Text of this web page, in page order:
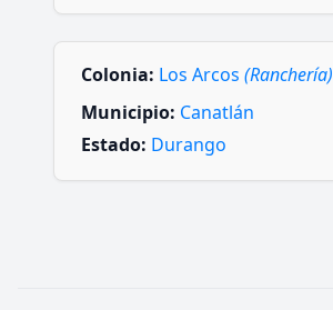
Colonia: Los Arcos (Ranchería)
Municipio: Canatlán
Estado: Durango